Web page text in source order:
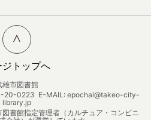
ジトップへ
雄市図書館
20-0223 E-MAIL: epochal@takeo-city-
library.jp
書館指定管理者（カルチュア・コンビニ